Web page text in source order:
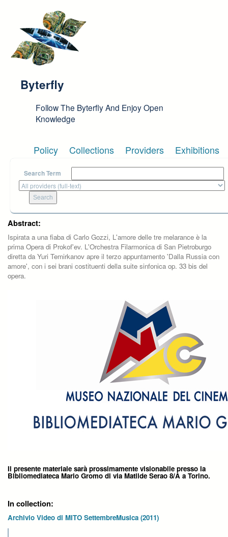
Byterfly
Follow The Byterfly And Enjoy Open
Knowledge
Policy Collections Providers Exhibitions
Search Term
Abstract:
Ispirata a una fiaba di Carlo Gozzi, L'amore delle tre melarance è la
prima Opera di Prokof'ev. L'Orchestra Filarmonica di San Pietroburgo
diretta da Yuri Temirkanov apre il terzo appuntamento 'Dalla Russia con
amore', con i sei brani costituenti della suite sinfonica op. 33 bis del
opera.
Il presente materiale sarà prossimamente visionabile presso la
Bibliomediateca Mario Gromo di via Matilde Serao 8/A a Torino.
In collection:
Archivio Video di MITO SettembreMusica (2011)